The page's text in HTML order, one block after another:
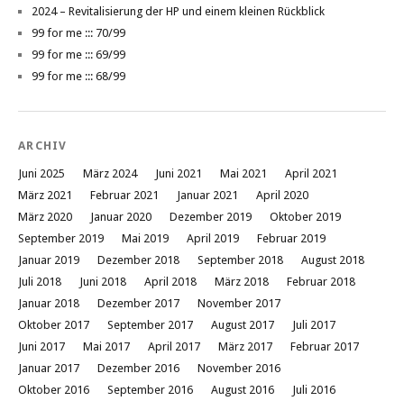
2024 – Revitalisierung der HP und einem kleinen Rückblick
99 for me ::: 70/99
99 for me ::: 69/99
99 for me ::: 68/99
ARCHIV
Juni 2025 März 2024 Juni 2021 Mai 2021
April 2021
März 2021
Februar 2021 Januar 2021
April 2020
März 2020
Januar 2020 Dezember 2019
Oktober 2019
September 2019
Mai 2019 April 2019
Februar 2019
Januar 2019
Dezember 2018 September 2018
August 2018
Juli 2018
Juni 2018 April 2018 März 2018
Februar 2018
Januar 2018
Dezember 2017
November 2017
Oktober 2017
September 2017 August 2017
Juli 2017
Juni 2017
Mai 2017 April 2017 März 2017
Februar 2017
Januar 2017
Dezember 2016
November 2016
Oktober 2016
September 2016 August 2016
Juli 2016